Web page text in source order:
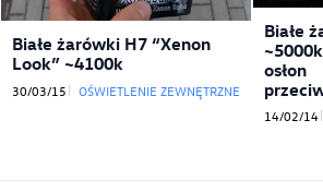
Białe żarówki H7 “Xenon
Look” ~4100k
30/03/15 OŚWIETLENIE ZEWNĘTRZNE
Białe
osłon
14/02/14